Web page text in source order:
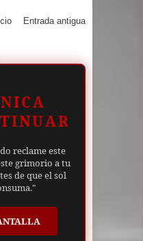
Entrada antigua
reclame este
grimorio a tu
de que el sol